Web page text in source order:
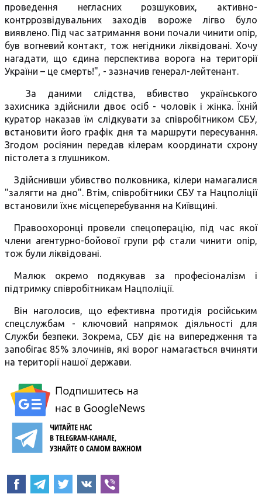
проведення негласних розшукових, активно-
контррозвідувальних заходів вороже лігво було
виявлено. Під час затримання вони почали чинити опір,
був вогневий контакт, тож негідники ліквідовані. Хочу
нагадати, що єдина перспектива ворога на території
України – це смерть!", - зазначив генерал-лейтенант.
За даними слідства, вбивство українського
захисника здійснили двоє осіб - чоловік і жінка. Їхній
куратор наказав їм слідкувати за співробітником СБУ,
встановити його графік дня та маршрути пересування.
Згодом росіянин передав кілерам координати схрону
пістолета з глушником.
Здійснивши убивство полковника, кілери намагалися
"залягти на дно". Втім, співробітники СБУ та Нацполіції
встановили їхнє місцеперебування на Київщині.
Правоохоронці провели спецоперацію, під час якої
члени агентурно-бойової групи рф стали чинити опір,
тож були ліквідовані.
Малюк окремо подякував за професіоналізм і
підтримку співробітникам Нацполіції.
Він наголосив, що ефективна протидія російським
спецслужбам - ключовий напрямок діяльності для
Служби безпеки. Зокрема, СБУ діє на випередження та
запобігає 85% злочинів, які ворог намагається вчиняти
на території нашої держави.